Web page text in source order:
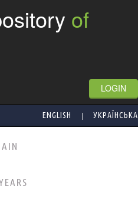
of
LOGIN
ENGLISH | УКРАЇНСЬКА